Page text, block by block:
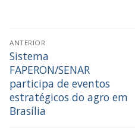
ANTERIOR
Sistema
FAPERON/SENAR
participa de eventos
estratégicos do agro em
Brasília